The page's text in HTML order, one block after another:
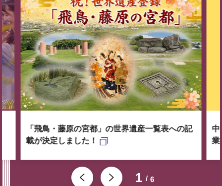
1 6
「飛鳥・藤原の宮都」の世界遺産一覧表への記
載が決定しました！
中
業